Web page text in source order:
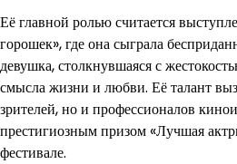
Её главной ролью считается
горошек», где она сыграла
девушка, столкнувшаяся с
смысла жизни и любви. Её талант
зрителей, но и профессионалов
престигиозным призом «Лучшая
фестивале.